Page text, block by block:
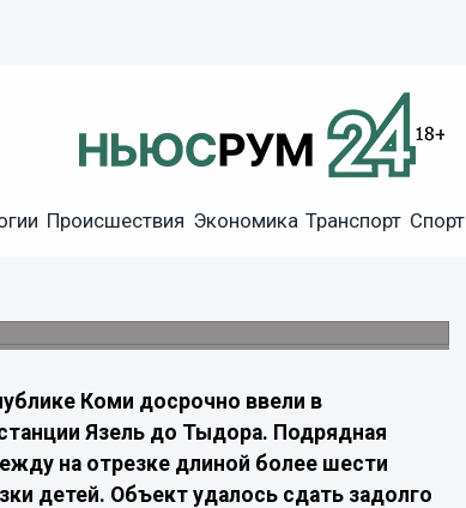
Происшествия Экономика Транспорт Спорт
участка дороги
Коми досрочно ввели в
Язель до Тыдора. Подрядная
на отрезке длиной более шести
детей. Объект удалось сдать задолго